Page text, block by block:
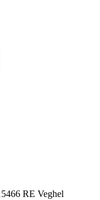
5466 RE Veghel